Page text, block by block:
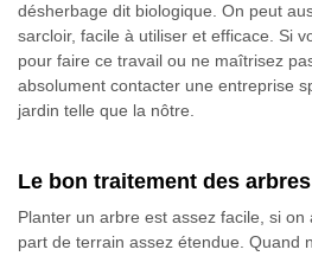
désherbage dit biologique. On peut
sarcloir, facile à utiliser et efficace. Si
pour faire ce travail ou ne maîtrisez
absolument contacter une entreprise
jardin telle que la nôtre.
Le bon traitement des arbres
Planter un arbre est assez facile, si
part de terrain assez étendue. Quand